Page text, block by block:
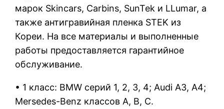
марок Skincars, Carbins, SunTek и LLumar, а
также антигравийная пленка STEK из
Кореи. На все материалы и выполненные
работы предоставляется гарантийное
обслуживание.
• 1 класс: BMW серий 1, 2, 3, 4; Audi A3, A4;
Mersedes-Benz классов A, B, C.